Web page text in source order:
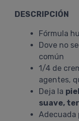
DESCRIPCIÓN
Fórmula
Dove no
común
1/4 de
agentes,
Deja la
suave,
Adecuada